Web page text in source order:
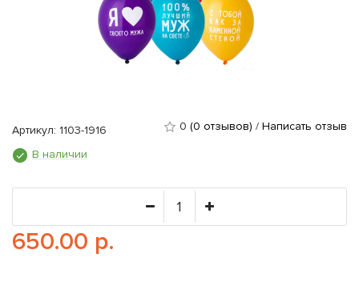
Артикул: 1103-1916 0 (0 отзывов) / Написать отзыв
В наличии
650.00 р.